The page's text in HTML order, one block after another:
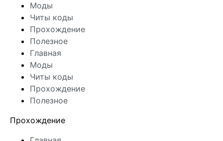
Моды
Читы коды
Прохождение
Полезное
Главная
Моды
Читы коды
Прохождение
Полезное
Прохождение